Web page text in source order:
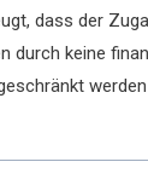
dass der
durch keine